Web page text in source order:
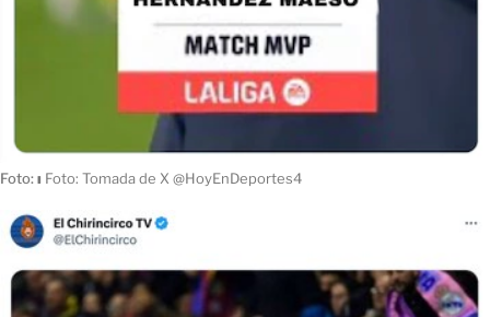
Foto:ı Foto: Tomada de X @HoyEnDeportes4